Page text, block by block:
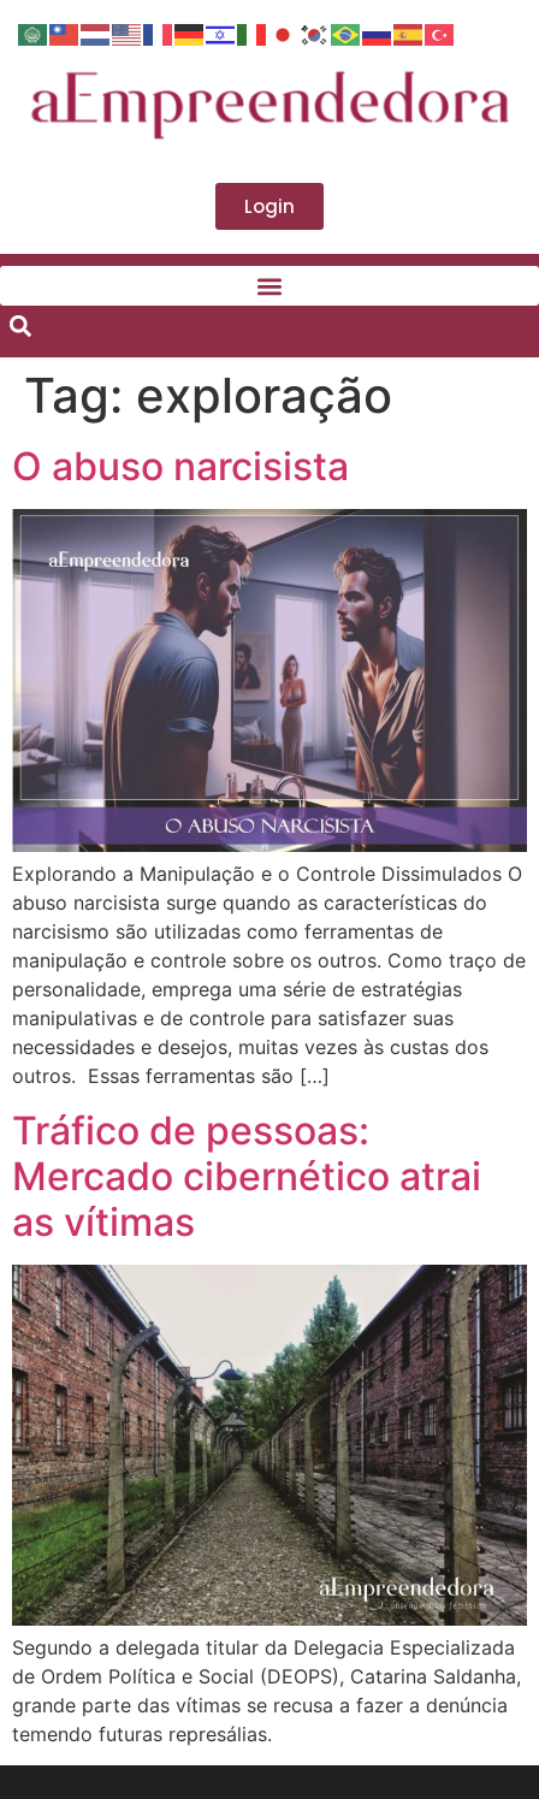
Login
Tag: exploração
O abuso narcisista
Explorando a Manipulação e o Controle Dissimulados O
abuso narcisista surge quando as características do
narcisismo são utilizadas como ferramentas de
manipulação e controle sobre os outros. Como traço de
personalidade, emprega uma série de estratégias
manipulativas e de controle para satisfazer suas
necessidades e desejos, muitas vezes às custas dos
outros. Essas ferramentas são […]
Tráfico de pessoas:
Mercado cibernético atrai
as vítimas
Segundo a delegada titular da Delegacia Especializada
de Ordem Política e Social (DEOPS), Catarina Saldanha,
grande parte das vítimas se recusa a fazer a denúncia
temendo futuras represálias.